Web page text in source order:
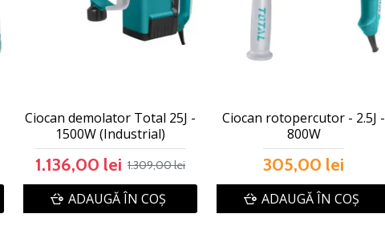
Ciocan demolator Total 25J -
1500W (Industrial)
1.136,00 lei 1.309,00 lei
ADAUGĂ ÎN COŞ
Ciocan rotopercutor - 2.5J -
800W
305,00 lei
ADAUGĂ ÎN COŞ